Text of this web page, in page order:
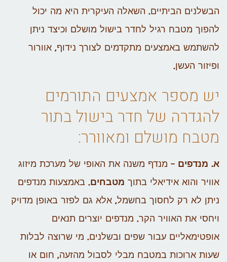
הבשלנים הביתיים. השאלה העיקרית היא מה יכול
להפוך מטבח רגיל לחדר בישול מושלם וכיצד ניתן
להשתמש באמצעים מתקדמים לצורך נידוף, אוורור
ופיזור העשן.
יש מספר אמצעים התורמים
להגדרה של חדר בישול בתור
מטבח מושלם ומאוורר:
א. מנדפים – מנדף משנה את האופי של מערכת מיזוג
אוויר והוא אידיאלי בתוך מטבחים. באמצעות מנדפים
ניתן לא רק לחסוך בחשמל, אלא גם לפזר באופן מדויק
ויחסי את האוויר הקר. מנדפים יוצרים תנאים
אופטימאליים עבור שפים ובשלנים. מי שרוצה לבלות
שעות ארוכות במטבח מבלי לסבול מהזעה, חום או